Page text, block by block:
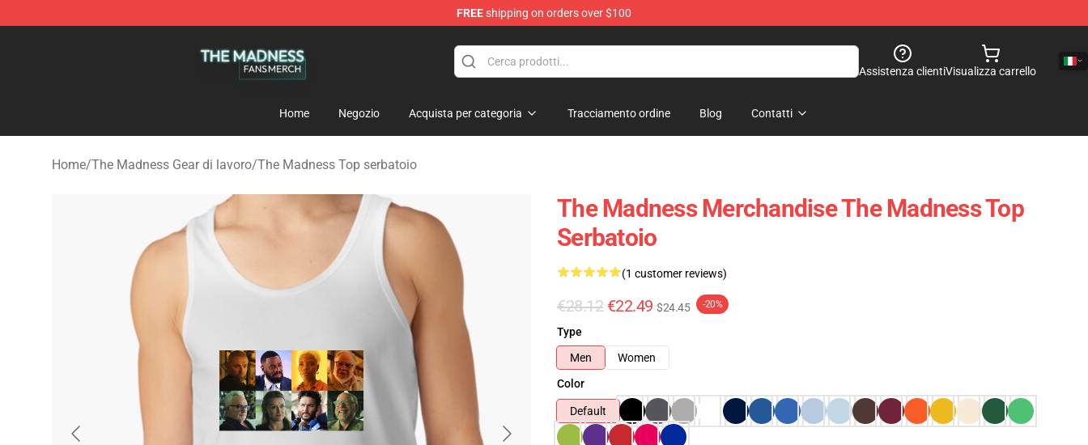
FREEshipping on orders over $100
Assistenza clientiVisualizza carrello
Home Negozio Acquista per categoria Tracciamento ordine Blog Contatti
Home/The Madness Gear di lavoro/The Madness Top serbatoio
The Madness Merchandise The Madness Top
Serbatoio
(1 customer reviews)
€28.12 €22.49 $24.45 -20%
Type
Men
Women
Color
Default